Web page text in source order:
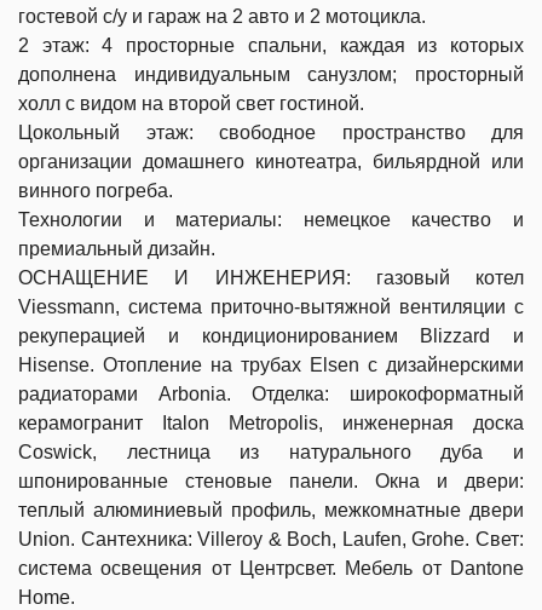
гостевой с/у и гараж на 2 авто и 2 мотоцикла.
2 этаж: 4 просторные спальни, каждая из которых
дополнена индивидуальным санузлом; просторный
холл с видом на второй свет гостиной.
Цокольный этаж: свободное пространство для
организации домашнего кинотеатра, бильярдной или
винного погреба.
Технологии и материалы: немецкое качество и
премиальный дизайн.
ОСНАЩЕНИЕ И ИНЖЕНЕРИЯ: газовый котел
Viessmann, система приточно-вытяжной вентиляции с
рекуперацией и кондиционированием Blizzard и
Hisense. Отопление на трубах Elsen с дизайнерскими
радиаторами Arbonia. Отделка: широкоформатный
керамогранит Italon Metropolis, инженерная доска
Coswick, лестница из натурального дуба и
шпонированные стеновые панели. Окна и двери:
теплый алюминиевый профиль, межкомнатные двери
Union. Сантехника: Villeroy & Boch, Laufen, Grohe. Свет:
система освещения от Центрсвет. Мебель от Dantone
Home.